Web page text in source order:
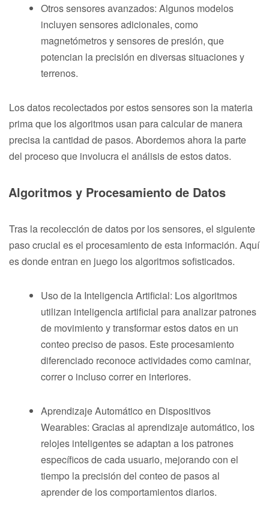
Otros sensores avanzados: Algunos modelos
incluyen sensores adicionales, como
magnetómetros y sensores de presión, que
potencian la precisión en diversas situaciones y
terrenos.
Los datos recolectados por estos sensores son la materia
prima que los algoritmos usan para calcular de manera
precisa la cantidad de pasos. Abordemos ahora la parte
del proceso que involucra el análisis de estos datos.
Algoritmos y Procesamiento de Datos
Tras la recolección de datos por los sensores, el siguiente
paso crucial es el procesamiento de esta información. Aquí
es donde entran en juego los algoritmos sofisticados.
Uso de la Inteligencia Artificial: Los algoritmos
utilizan inteligencia artificial para analizar patrones
de movimiento y transformar estos datos en un
conteo preciso de pasos. Este procesamiento
diferenciado reconoce actividades como caminar,
correr o incluso correr en interiores.
Aprendizaje Automático en Dispositivos
Wearables: Gracias al aprendizaje automático, los
relojes inteligentes se adaptan a los patrones
específicos de cada usuario, mejorando con el
tiempo la precisión del conteo de pasos al
aprender de los comportamientos diarios.